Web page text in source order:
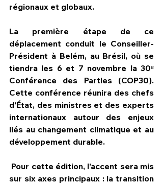
régionaux et globaux.
La première étape de ce
déplacement conduit le Conseiller-
Président à Belém, au Brésil, où se
tiendra les 6 et 7 novembre la 30ᵉ
Conférence des Parties (COP30).
Cette conférence réunira des chefs
d’État, des ministres et des experts
internationaux autour des enjeux
liés au changement climatique et au
développement durable.
sur six axes principaux : la transition